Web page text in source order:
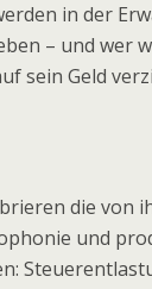
in der
– und wer
sein Geld
die von
und